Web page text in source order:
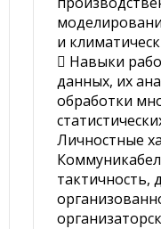
и
 Навыки
данных, их
обработки
Личностные
тактичность,